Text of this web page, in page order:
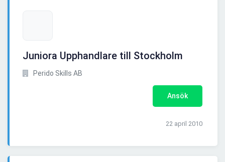
Juniora Upphandlare till Stockholm
Perido Skills AB
Ansök
22 april 2010